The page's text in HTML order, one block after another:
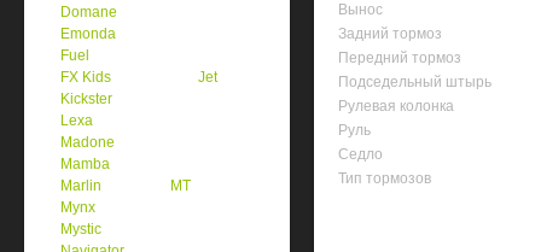
Domane
Emonda
Fuel
FX Kids
Jet
Kickster
Lexa
Madone
Mamba
Marlin
MT
Mynx
Mystic
Вынос
Задний тормоз
Передний тормоз
Подседельный штырь
Рулевая колонка
Руль
Седло
Тип тормозов